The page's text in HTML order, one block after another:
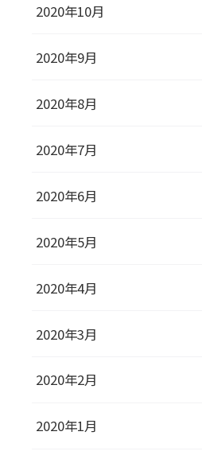
2020年10月
2020年9月
2020年8月
2020年7月
2020年6月
2020年5月
2020年4月
2020年3月
2020年2月
2020年1月